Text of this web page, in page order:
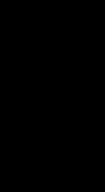
Довольна
Быстро связались
подарки!